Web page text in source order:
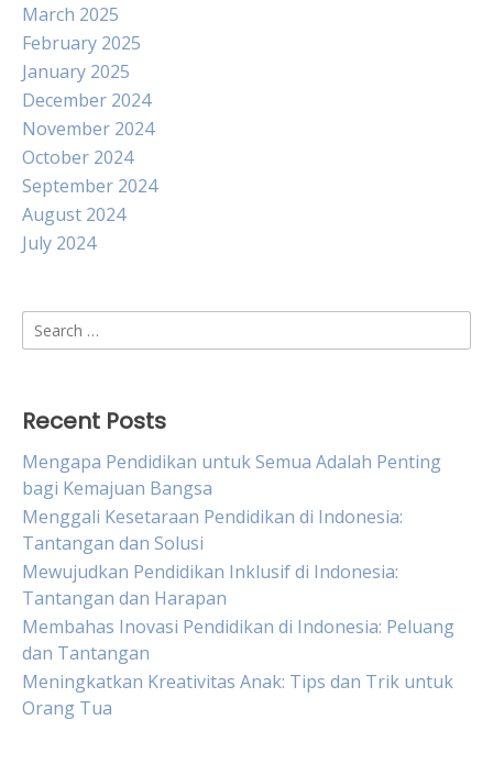
March 2025
February 2025
January 2025
December 2024
November 2024
October 2024
September 2024
August 2024
July 2024
Search
for:
Recent Posts
Mengapa Pendidikan untuk Semua Adalah Penting
bagi Kemajuan Bangsa
Menggali Kesetaraan Pendidikan di Indonesia:
Tantangan dan Solusi
Mewujudkan Pendidikan Inklusif di Indonesia:
Tantangan dan Harapan
Membahas Inovasi Pendidikan di Indonesia: Peluang
dan Tantangan
Meningkatkan Kreativitas Anak: Tips dan Trik untuk
Orang Tua